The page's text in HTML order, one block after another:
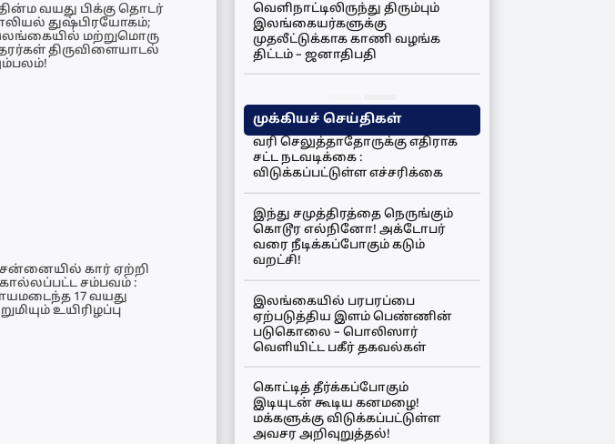
வயது பிக்கு தொடர்
துஷ்பிரயோகம்;
மற்றுமொரு
திருவிளையாடல்
கார் ஏற்றி
சம்பவம் :
17 வயது
உயிரிழப்பு
வெளிநாட்டிலிருந்து திரும்பும்
இலங்கையர்களுக்கு
முதலீட்டுக்காக காணி வழங்க
திட்டம் – ஜனாதிபதி
முக்கியச் செய்திகள்
வரி செலுத்தாதோருக்கு எதிராக
சட்ட நடவடிக்கை :
விடுக்கப்பட்டுள்ள எச்சரிக்கை
இந்து சமுத்திரத்தை நெருங்கும்
கொடூர எல்நினோ! அக்டோபர்
வரை நீடிக்கப்போகும் கடும்
வறட்சி!
இலங்கையில் பரபரப்பை
ஏற்படுத்திய இளம் பெண்ணின்
படுகொலை – பொலிஸார்
வெளியிட்ட பகீர் தகவல்கள்
கொட்டித் தீர்க்கப்போகும்
இடியுடன் கூடிய கனமழை!
மக்களுக்கு விடுக்கப்பட்டுள்ள
அவசர அறிவுறுத்தல்!